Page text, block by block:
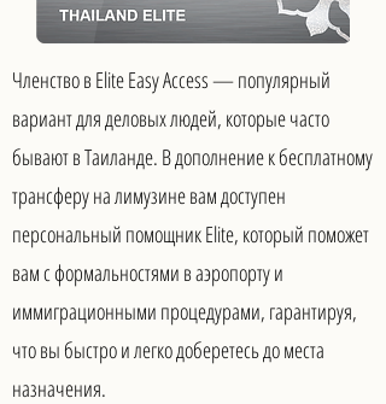
Членство в Elite Easy Access — популярный
вариант для деловых людей, которые часто
бывают в Таиланде. В дополнение к бесплатному
трансферу на лимузине вам доступен
персональный помощник Elite, который поможет
вам с формальностями в аэропорту и
иммиграционными процедурами, гарантируя,
что вы быстро и легко доберетесь до места
назначения.